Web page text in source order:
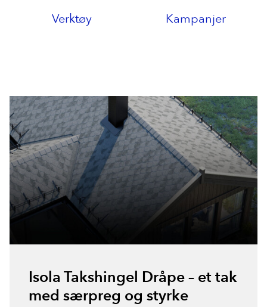
Verktøy Kampanjer
Isola Takshingel Dråpe – et tak
med særpreg og styrke